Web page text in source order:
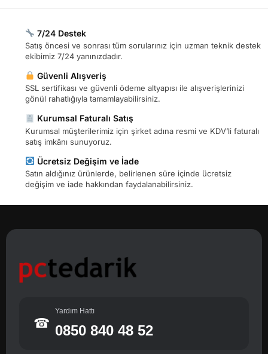
7/24 Destek
Satış öncesi ve sonrası tüm sorularınız için uzman teknik destek
ekibimiz 7/24 yanınızdadır.
Güvenli Alışveriş
SSL sertifikası ve güvenli ödeme altyapısı ile alışverişlerinizi
gönül rahatlığıyla tamamlayabilirsiniz.
Kurumsal Faturalı Satış
Kurumsal müşterilerimiz için şirket adına resmi ve KDV’li faturalı
satış imkânı sunuyoruz.
Ücretsiz Değişim ve İade
Satın aldığınız ürünlerde, belirlenen süre içinde ücretsiz
değişim ve iade hakkından faydalanabilirsiniz.
☎
Yardım Hattı
0850 840 48 52